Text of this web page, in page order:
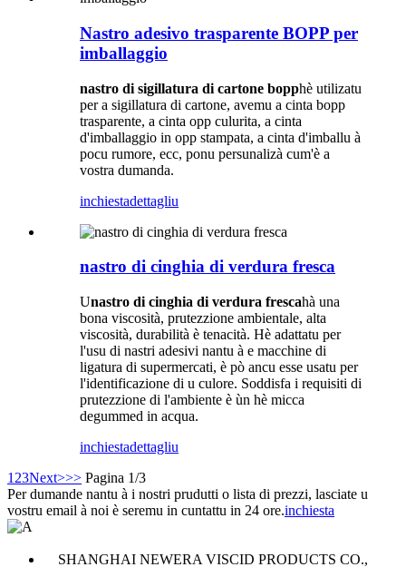
Nastro adesivo trasparente BOPP per
imballaggio
nastro di sigillatura di cartone bopphè utilizatu
per a sigillatura di cartone, avemu a cinta bopp
trasparente, a cinta opp culurita, a cinta
d'imballaggio in opp stampata, a cinta d'imballu à
pocu rumore, ecc, ponu persunalizà cum'è a
vostra dumanda.
inchiestadettagliu
nastro di cinghia di verdura fresca
Unastro di cinghia di verdura frescahà una
bona viscosità, prutezzione ambientale, alta
viscosità, durabilità è tenacità. Hè adattatu per
l'usu di nastri adesivi nantu à e macchine di
ligatura di supermercati, è pò ancu esse usatu per
l'identificazione di u culore. Soddisfa i requisiti di
prutezzione di l'ambiente è ùn hè micca
degummed in acqua.
inchiestadettagliu
1 23Next>>> Pagina 1/3
Per dumande nantu à i nostri prudutti o lista di prezzi, lasciate u
vostru email à noi è seremu in cuntattu in 24 ore.inchiesta
SHANGHAI NEWERA VISCID PRODUCTS CO.,